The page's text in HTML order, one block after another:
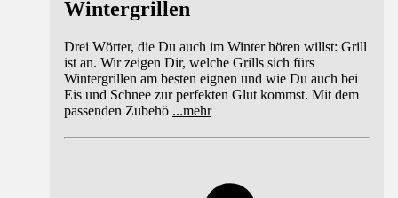
Wintergrillen
Drei Wörter, die Du auch im Winter hören willst: Grill
ist an. Wir zeigen Dir, welche Grills sich fürs
Wintergrillen am besten eignen und wie Du auch bei
Eis und Schnee zur perfekten Glut kommst. Mit dem
passenden Zubehö ...mehr